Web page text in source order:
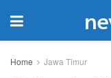
Home Jawa Timur